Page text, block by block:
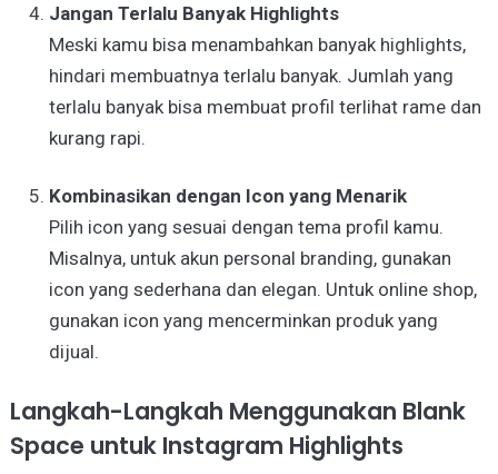
Jangan Terlalu Banyak Highlights
Meski kamu bisa menambahkan banyak highlights,
hindari membuatnya terlalu banyak. Jumlah yang
terlalu banyak bisa membuat profil terlihat rame dan
kurang rapi.
Kombinasikan dengan Icon yang Menarik
Pilih icon yang sesuai dengan tema profil kamu.
Misalnya, untuk akun personal branding, gunakan
icon yang sederhana dan elegan. Untuk online shop,
gunakan icon yang mencerminkan produk yang
dijual.
Langkah-Langkah Menggunakan Blank
Space untuk Instagram Highlights